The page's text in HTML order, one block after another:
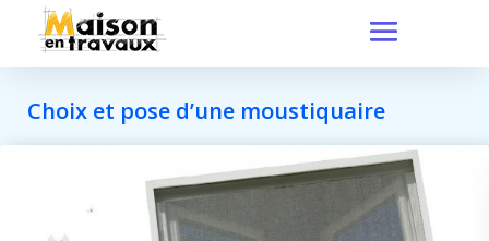
Choix et pose d’une moustiquaire